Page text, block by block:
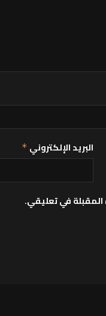
البريد الإلكتروني *
المقبلة في تعليقي.